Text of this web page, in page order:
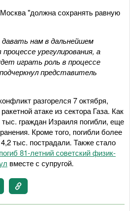
"должна сохранять равную
нам в дальнейшем
урегулирования, а
играть роль в процессе
представитель
разгорелся 7 октября,
атаке из сектора Газа. Как
граждан Израиля погибли, еще
Кроме того, погибли более
тыс. пострадали. Также стало
81-летний советский физик-
вместе с супругой.